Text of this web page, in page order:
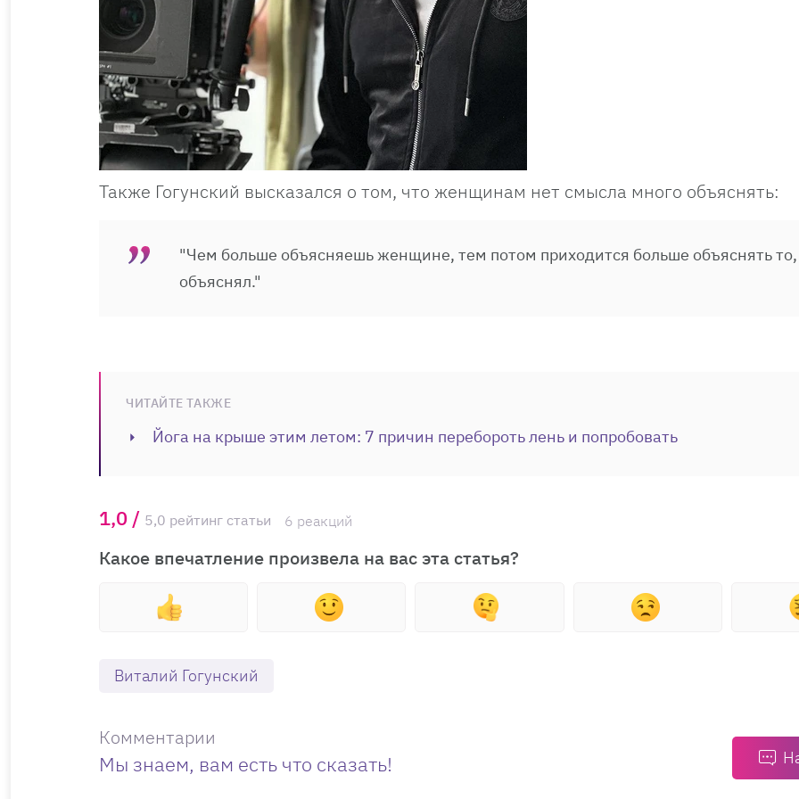
Также Гогунский высказался о том, что женщинам нет смысла много объяснять:
"Чем больше объясняешь женщине, тем потом приходится больше объяснять то,
объяснял."
ЧИТАЙТЕ ТАКЖЕ
Йога на крыше этим летом: 7 причин перебороть лень и попробовать
1,0 / 5,0 рейтинг статьи 6 реакций
Какое впечатление произвела на вас эта статья?
Виталий Гогунский
Комментарии
Мы знаем, вам есть что сказать!